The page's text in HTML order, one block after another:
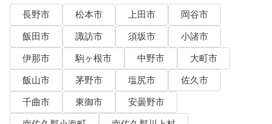
長野市 松本市 上田市
岡谷市
飯田市
諏訪市 須坂市
小諸市
伊那市
駒ヶ根市 中野市
大町市
飯山市
茅野市 塩尻市
佐久市
千曲市
東御市
安曇野市